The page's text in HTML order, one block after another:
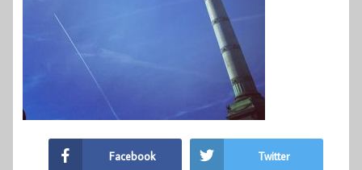
Facebook Twitter